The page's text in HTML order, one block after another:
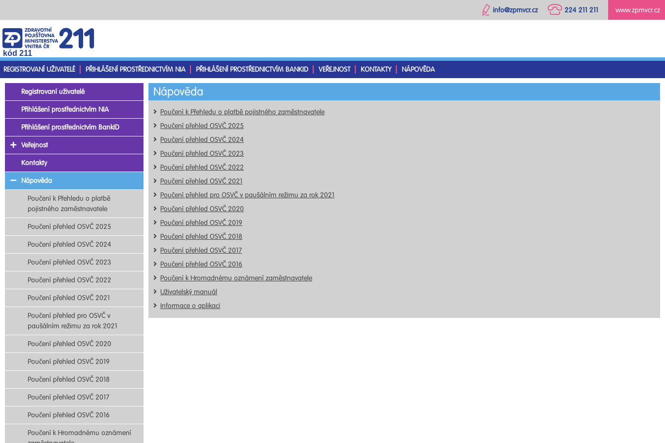
www.zpmvcr.cz
224 211 211
info@zpmvcr.cz
kód 211
REGISTROVANÍ UŽIVATELÉ
PŘIHLÁŠENÍ PROSTŘEDNICTVÍM NIA PŘIHLÁŠENÍ PROSTŘEDNICTVÍM BANKID VEŘEJNOST KONTAKTY NÁPOVĚDA
Nápověda
Poučení k Přehledu o platbě pojistného zaměstnavatele
Poučení přehled OSVČ 2025
Poučení přehled OSVČ 2024
Poučení přehled OSVČ 2023
Poučení přehled OSVČ 2022
Poučení přehled OSVČ 2021
Poučení přehled pro OSVČ v paušálním režimu za rok 2021
Poučení přehled OSVČ 2020
Poučení přehled OSVČ 2019
Poučení přehled OSVČ 2018
Poučení přehled OSVČ 2017
Poučení přehled OSVČ 2016
Poučení k Hromadnému oznámení zaměstnavatele
Uživatelský manuál
Informace o aplikaci
Registrovaní uživatelé
Přihlášení prostřednictvím NIA
Přihlášení prostřednictvím BankID
Veřejnost
Kontakty
Nápověda
Poučení k Přehledu o platbě
pojistného zaměstnavatele
Poučení přehled OSVČ 2025
Poučení přehled OSVČ 2024
Poučení přehled OSVČ 2023
Poučení přehled OSVČ 2022
Poučení přehled OSVČ 2021
Poučení přehled pro OSVČ v
paušálním režimu za rok 2021
Poučení přehled OSVČ 2020
Poučení přehled OSVČ 2019
Poučení přehled OSVČ 2018
Poučení přehled OSVČ 2017
Poučení přehled OSVČ 2016
Poučení k Hromadnému oznámení